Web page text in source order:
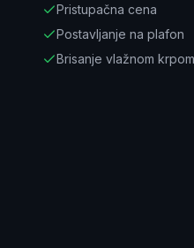
Pristupačna cena
Postavljanje na plafon
Brisanje vlažnom krpom